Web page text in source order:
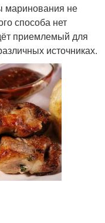
маринования не
способа нет
приемлемый для
источниках.